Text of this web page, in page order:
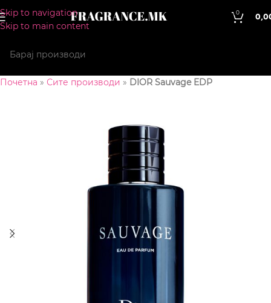
Skip to navigation
Skip to main content
0
Почетна » Сите производи » DIOR Sauvage EDP